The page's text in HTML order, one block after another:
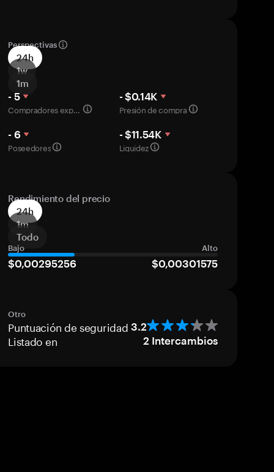
Perspectivas
24h
1w
1m
- 5
Compradores experimentados
- $0.14K
Presión de compra
- 6
Poseedores
- $11.54K
Liquidez
Rendimiento del precio
24h
1m
Todo
Bajo Alto
$0,00295256 $0,00301575
Otro
Puntuación de seguridad 3.2
Listado en 2 Intercambios